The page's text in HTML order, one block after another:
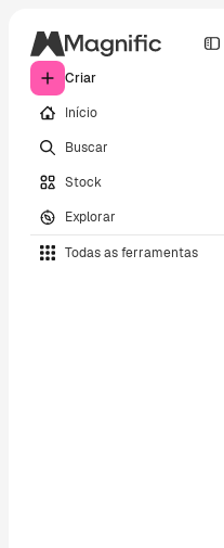
Criar
Início
Buscar
Stock
Explorar
Todas as ferramentas